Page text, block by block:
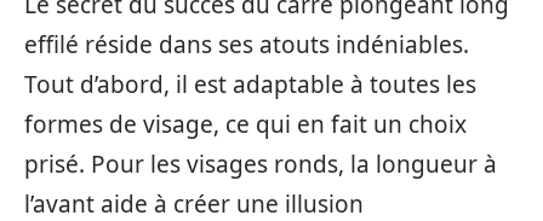
effilé réside dans ses atouts indéniables.
Tout d’abord, il est adaptable à toutes les
formes de visage, ce qui en fait un choix
prisé. Pour les visages ronds, la longueur à
l’avant aide à créer une illusion